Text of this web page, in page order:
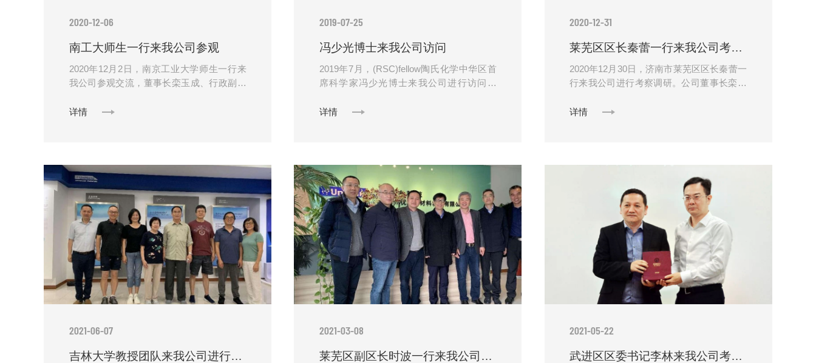
2020-12-06
南工大师生一行来我公司参观
2020年12月2日，南京工业大学师生一行来
我公司参观交流，董事长栾玉成、行政副总
师生一行。南京工业大学（Nanjing......
详情
2019-07-25
冯少光博士来我公司访问
2019年7月，(RSC)fellow陶氏化学中华区首
席科学家冯少光博士来我公司进行访问交
学、技术以及“人元素”的力量不断改......
详情
2020-12-31
莱芜区区长秦蕾一行来我公司考察调研
2020年12月30日，济南市莱芜区区长秦蕾一
行来我公司进行考察调研。公司董事长栾玉
行的到来表示热烈欢迎，并就公司现阶段
详情
2021-06-07
吉林大学教授团队来我公司进行交流考察
2021-03-08
莱芜区副区长时波一行来我公司考察调研
2021-05-22
武进区区委书记李林来我公司考察调研